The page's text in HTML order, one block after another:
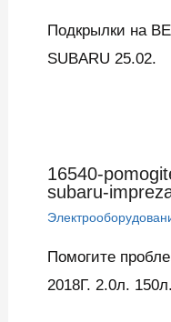
Подкрылки на
SUBARU 25.02.
16540-
subaru-
Помогите
2018Г. 2.0л.